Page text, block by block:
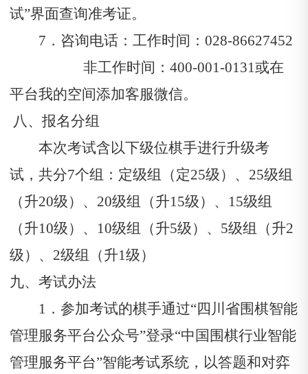
试”界面查询准考证。
7．咨询电话：工作时间：028-86627452
非工作时间：400-001-0131或在
平台我的空间添加客服微信。
八、报名分组
本次考试含以下级位棋手进行升级考
试，共分7个组：定级组（定25级） 、 25级组
（升20级） 、 20级组 （升15级）、15级组
（升10级）、10级组（升5级）、5级组（升2
级）、2级组（升1级）
九、 考试办法
1．参加考试的棋手通过“四川省围棋智能
管理服务平台公众号”登录“中国围棋行业智能
管理服务平台”智能考试系统，以答题和对弈